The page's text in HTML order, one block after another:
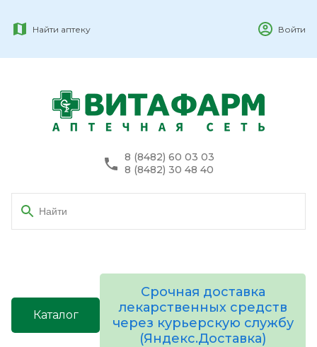
Найти аптеку Войти
8 (8482) 60 03 03
8 (8482) 30 48 40
Каталог
Срочная доставка
лекарственных средств
через курьерскую службу
(Яндекс.Доставка)